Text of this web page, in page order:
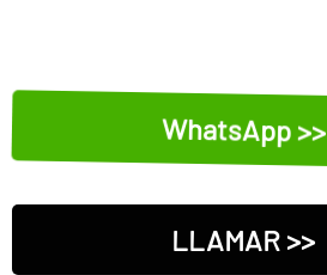
WhatsApp >>
LLAMAR >>